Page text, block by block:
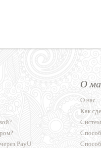
PayU
О
О нас
Как